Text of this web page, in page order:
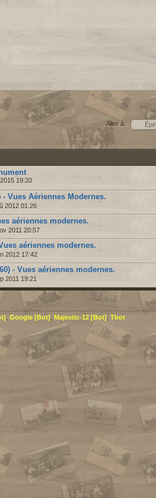
Aller à:
19:20
- Vues Aériennes Modernes.
2012 01:26
aériennes modernes.
2011 20:57
aériennes modernes.
2012 17:42
- Vues aériennes modernes.
2011 19:21
Google [Bot] Majestic-12 [Bot] Tbot